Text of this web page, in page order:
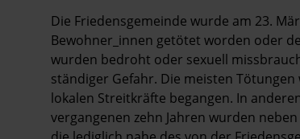
Die Friedensgemeinde wurde am 23.
Bewohner_innen getötet worden oder
wurden bedroht oder sexuell
ständiger Gefahr. Die meisten
lokalen Streitkräfte begangen. In
vergangenen zehn Jahren wurden